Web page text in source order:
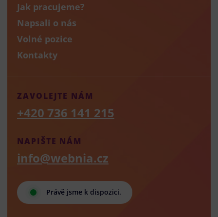
Jak pracujeme?
Napsali o nás
Volné pozice
Kontakty
Právě jsme k dispozici.
NAPIŠTE NÁM
info@webnia.cz
ZAVOLEJTE NÁM
+420 736 141 215